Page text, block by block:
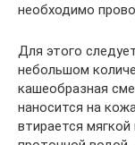
необходимо
Для этого
небольшом
кашеобразная
наносится на
втирается